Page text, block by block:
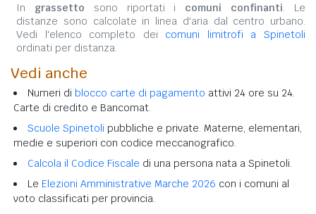
In grassetto sono riportati i comuni confinanti. Le
distanze sono calcolate in linea d'aria dal centro urbano.
Vedi l'elenco completo dei comuni limitrofi a Spinetoli
ordinati per distanza.
Vedi anche
Numeri di blocco carte di pagamento attivi 24 ore su 24.
Carte di credito e Bancomat.
Scuole Spinetoli pubbliche e private. Materne, elementari,
medie e superiori con codice meccanografico.
Calcola il Codice Fiscale di una persona nata a Spinetoli.
Le Elezioni Amministrative Marche 2026 con i comuni al
voto classificati per provincia.